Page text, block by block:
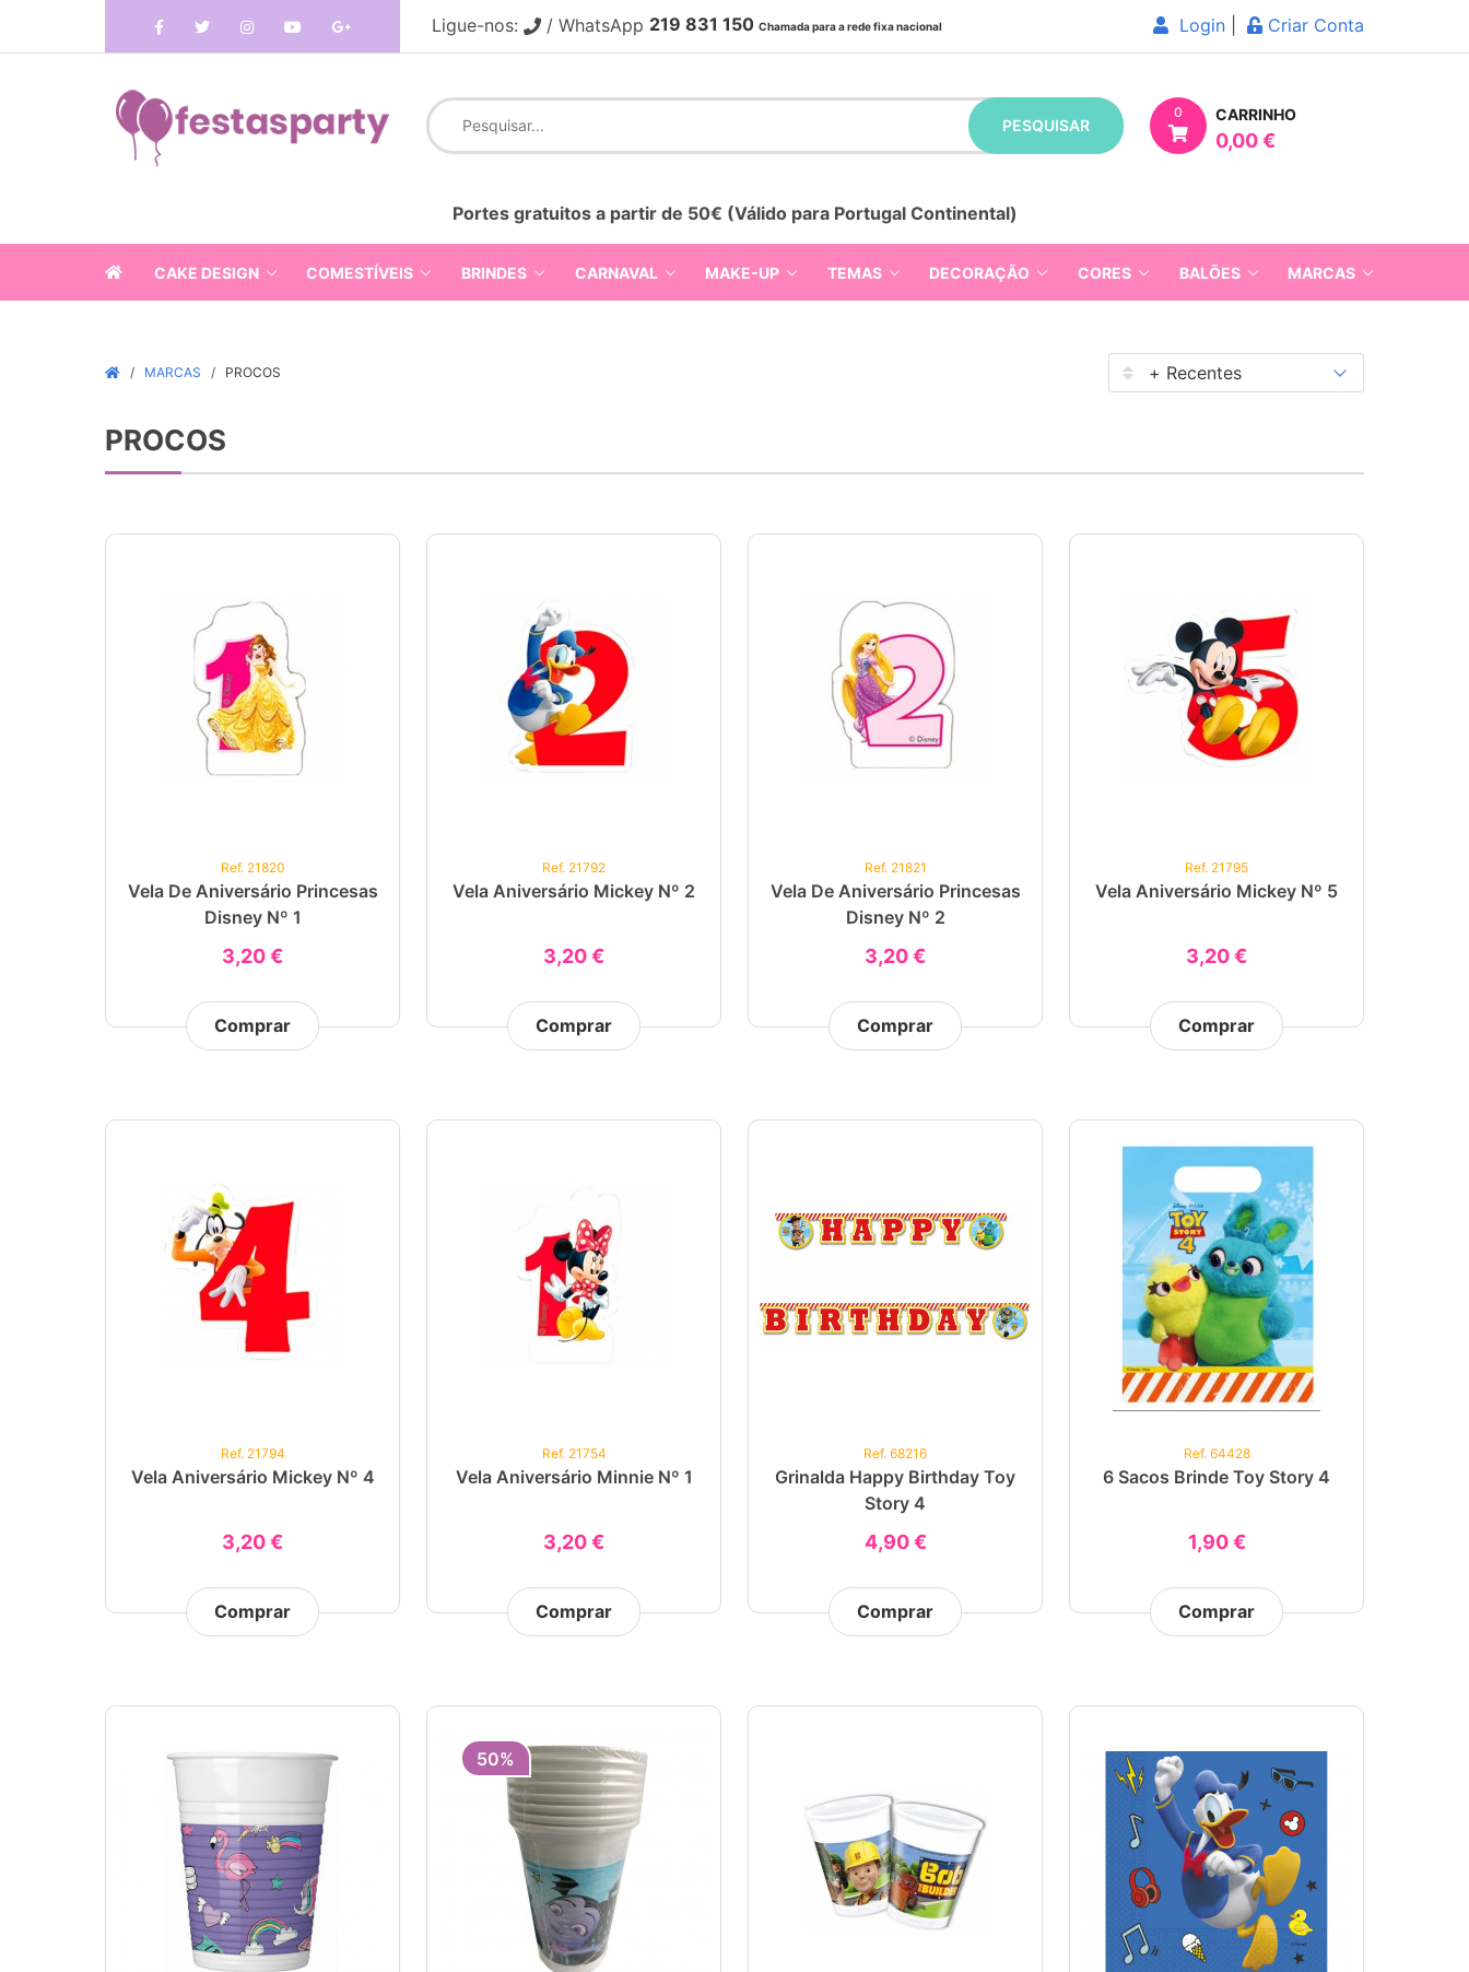
Ligue-nos: / WhatsApp 219 831 150 Chamada para a rede fixa nacional Login Criar Conta
PESQUISAR
0 CARRINHO
0,00 €
Portes gratuitos a partir de 50€ (Válido para Portugal Continental)
CAKE DESIGN COMESTÍVEIS BRINDES CARNAVAL MAKE-UP TEMAS DECORAÇÃO CORES BALÕES MARCAS
MARCAS PROCOS
PROCOS
Ref. 21820
Vela De Aniversário Princesas
Disney Nº 1
3,20 €
Comprar
Ref. 21792
Vela Aniversário Mickey Nº 2
3,20 €
Comprar
Ref. 21821
Vela De Aniversário Princesas
Disney Nº 2
3,20 €
Comprar
Ref. 21795
Vela Aniversário Mickey Nº 5
3,20 €
Comprar
Ref. 21794
Vela Aniversário Mickey Nº 4
3,20 €
Comprar
Ref. 21754
Vela Aniversário Minnie Nº 1
3,20 €
Comprar
Ref. 68216
Grinalda Happy Birthday Toy
Story 4
4,90 €
Comprar
Ref. 64428
6 Sacos Brinde Toy Story 4
1,90 €
Comprar
50%